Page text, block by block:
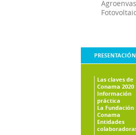
PRESENTACIÓN
Las claves de
Conama 2020
Información
práctica
La Fundación
Conama
Entidades